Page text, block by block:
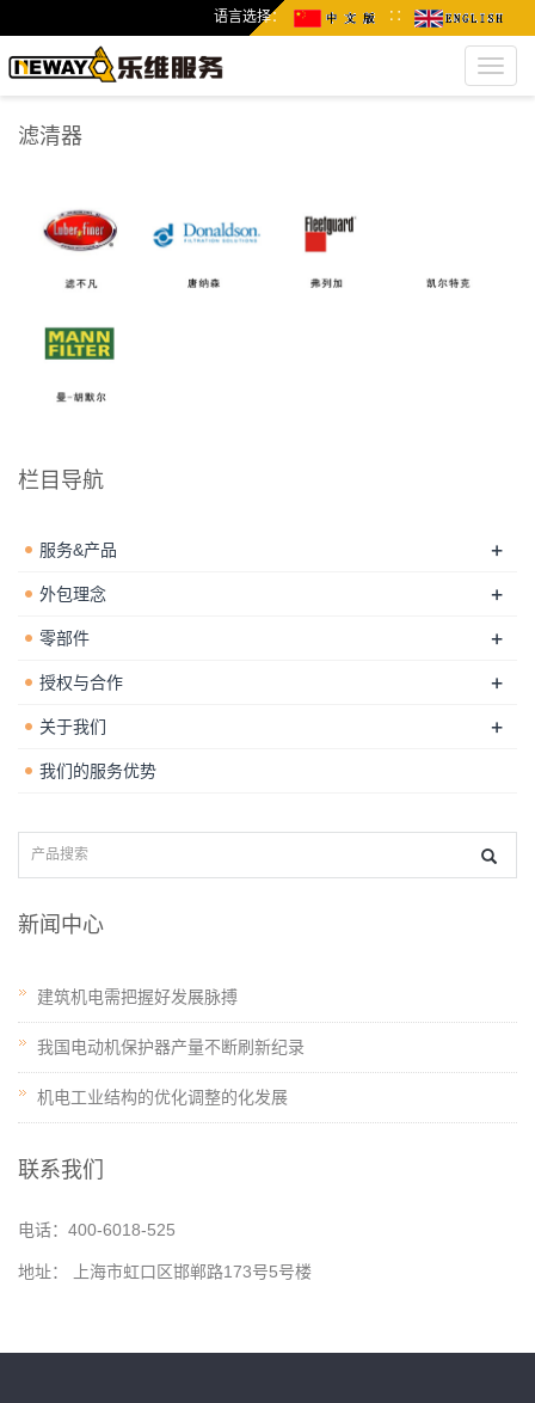
语言选择： ∷
滤清器
栏目导航
服务&产品 +
外包理念 +
零部件 +
授权与合作 +
关于我们 +
我们的服务优势
新闻中心
建筑机电需把握好发展脉搏
我国电动机保护器产量不断刷新纪录
机电工业结构的优化调整的化发展
联系我们
电话：400-6018-525
地址： 上海市虹口区邯郸路173号5号楼